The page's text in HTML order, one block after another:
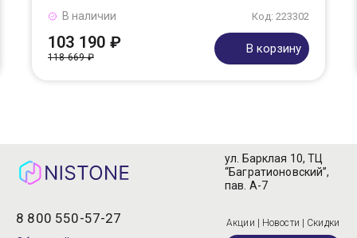
Код: 223302
В наличии
103 190 ₽
118 669 ₽
В корзину
8 800 550-57-27
ул. Барклая 10, ТЦ
“Багратионовский”,
пав. А-7
Акции | Новости | Скидки